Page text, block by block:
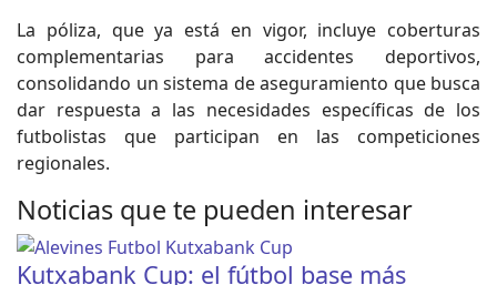
La póliza, que ya está en vigor, incluye coberturas
complementarias para accidentes deportivos,
consolidando un sistema de aseguramiento que busca
dar respuesta a las necesidades específicas de los
futbolistas que participan en las competiciones
regionales.
Noticias que te pueden interesar
Kutxabank Cup: el fútbol base más